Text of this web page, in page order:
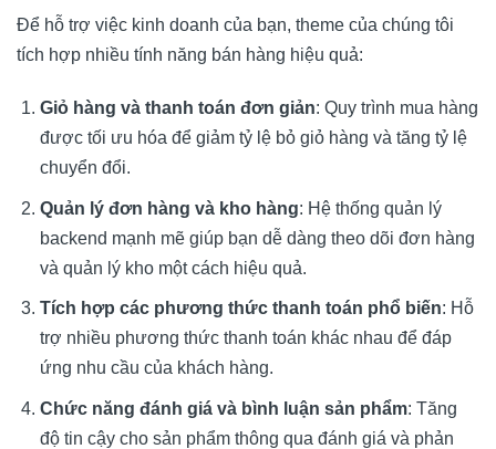
Để hỗ trợ việc kinh doanh của bạn, theme của chúng tôi
tích hợp nhiều tính năng bán hàng hiệu quả:
Giỏ hàng và thanh toán đơn giản: Quy trình mua hàng
được tối ưu hóa để giảm tỷ lệ bỏ giỏ hàng và tăng tỷ lệ
chuyển đổi.
Quản lý đơn hàng và kho hàng: Hệ thống quản lý
backend mạnh mẽ giúp bạn dễ dàng theo dõi đơn hàng
và quản lý kho một cách hiệu quả.
Tích hợp các phương thức thanh toán phổ biến: Hỗ
trợ nhiều phương thức thanh toán khác nhau để đáp
ứng nhu cầu của khách hàng.
Chức năng đánh giá và bình luận sản phẩm: Tăng
độ tin cậy cho sản phẩm thông qua đánh giá và phản